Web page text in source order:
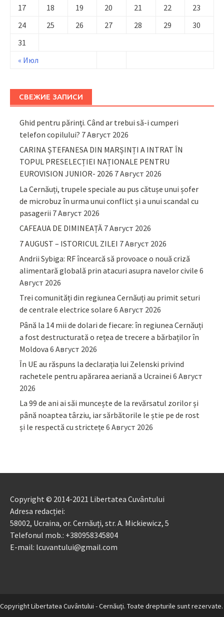
« Июл
17
18 19 20 21 22
23
24
25 26 27 28 29
30
31
СВЕЖИЕ ЗАПИСИ
Ghid pentru părinţi. Când ar trebui să-i cumperi
telefon copilului? 7 Август 2026
CARINA ȘTEFANESA DIN MARȘINȚI A INTRAT ÎN
TOPUL PRESELECȚIEI NAȚIONALE PENTRU
EUROVISION JUNIOR- 2026 7 Август 2026
La Cernăuți, trupele speciale au pus cătușe unui șofer
de microbuz în urma unui conflict și a unui scandal cu
pasagerii 7 Август 2026
CAFEAUA DE DIMINEAȚĂ 7 Август 2026
7 AUGUST – ISTORICUL ZILEI 7 Август 2026
Andrii Sybiga: RF încearcă să provoace o nouă criză
alimentară globală prin atacuri asupra navelor civile 6
Август 2026
Trei comunități din regiunea Cernăuți au primit seturi
de centrale electrice solare 6 Август 2026
Până la 14 mii de dolari de fiecare: în regiunea Cernăuți
a fost destructurată o rețea de trecere a bărbaților în
Moldova 6 Август 2026
În UE au răspuns la declarația lui Zelenski privind
rachetele pentru apărarea aeriană a Ucrainei 6 Август
2026
La 99 de ani ai săi muncește de la revărsatul zorilor și
până noaptea târziu, iar sărbătorile le știe pe de rost
și le respectă cu strictețe 6 Август 2026
Copyright © 2014-2021 Libertatea Cuvântului
Adresa redacției:
58002, Ucraina, or. Cernăuți, str. A. Mickiewicz, 5
Telefonul mob.: +380958345804
E-mail: lcuvantului@gmail.com
Copyright Libertatea Cuvântului - Cernăuţi. Toate drepturile sunt rezervate.